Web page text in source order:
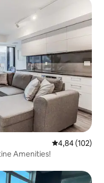
Prosječna
4,84 (102)
Amenities!